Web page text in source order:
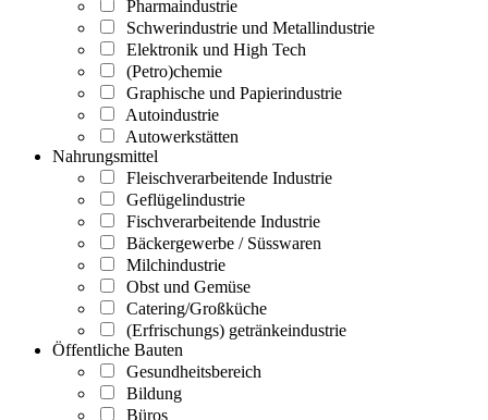
Pharmaindustrie
Schwerindustrie und Metallindustrie
Elektronik und High Tech
(Petro)chemie
Graphische und Papierindustrie
Autoindustrie
Autowerkstätten
Nahrungsmittel
Fleischverarbeitende Industrie
Geflügelindustrie
Fischverarbeitende Industrie
Bäckergewerbe / Süsswaren
Milchindustrie
Obst und Gemüse
Catering/Großküche
(Erfrischungs) getränkeindustrie
Öffentliche Bauten
Gesundheitsbereich
Bildung
Büros